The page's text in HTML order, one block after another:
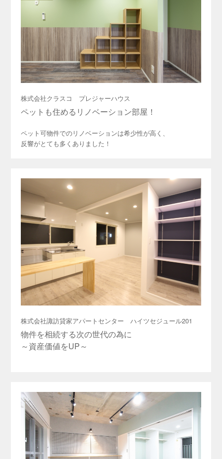
株式会社クラスコ プレジャーハウス
ペットも住めるリノベーション部屋！
ペット可物件でのリノベーションは希少性が高く、
反響がとても多くありました！
株式会社諏訪貸家アパートセンター ハイツセジュール201
物件を相続する次の世代の為に
～資産価値をUP～